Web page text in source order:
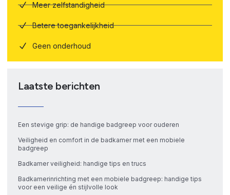
Meer zelfstandigheid
Betere toegankelijkheid
Geen onderhoud
Laatste berichten
Een stevige grip: de handige badgreep voor ouderen
Veiligheid en comfort in de badkamer met een mobiele
badgreep
Badkamer veiligheid: handige tips en trucs
Badkamerinrichting met een mobiele badgreep: handige tips
voor een veilige én stijlvolle look